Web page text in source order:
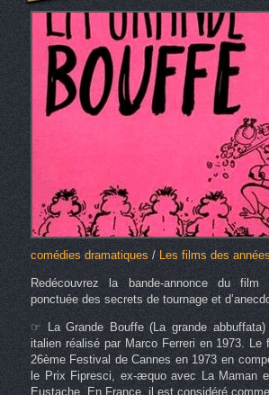
comédies dramatiques/ Les films des
Redécouvrez la bande-annonce du
ponctuée des secrets de tournage et
☞ La Grande Bouffe (La grande
italien réalisé par Marco Ferreri en 1973. Le
26ème Festival de Cannes en 1973 en
le Prix Fipresci, ex-æquo avec La Maman
Eustache. En France, il est considéré